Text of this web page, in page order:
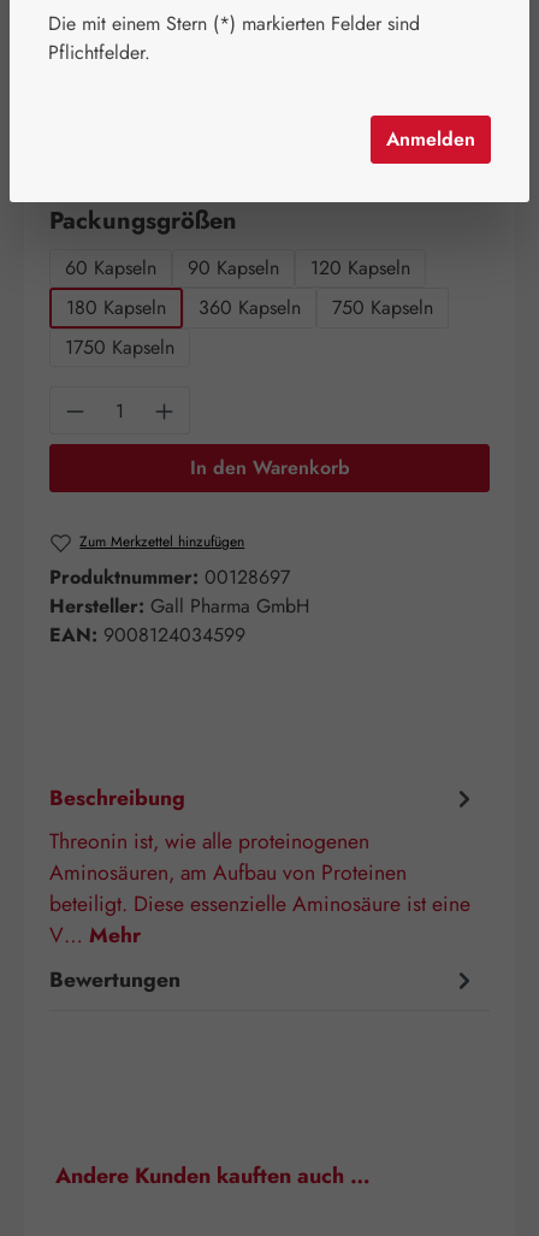
Regulärer Preis:
82,40 €
Inhalt:0.107 Kilogramm
Packungsgrößen
60 Kapseln 90 Kapseln
120 Kapseln
180 Kapseln
360 Kapseln
750 Kapseln
1750 Kapseln
Produkt Anzahl: Gib den gewünschten
In den Warenkorb
Zum Merkzettel hinzufügen
Produktnummer: 00128697
Hersteller: Gall Pharma GmbH
EAN: 9008124034599
Beschreibung
Threonin ist, wie alle proteinogenen
Aminosäuren, am Aufbau von Proteinen
beteiligt. Diese essenzielle Aminosäure ist eine
V… Mehr
Bewertungen
Produktgalerie überspringen
Andere Kunden kauften auch …
Die mit einem Stern (*) markierten Felder sind
Pflichtfelder.
Anmelden